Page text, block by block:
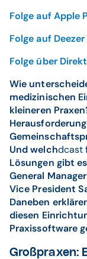
Folge auf Apple
Folge auf
Folge über
Wie
medizinischen
kleineren
Und welchdcast
Lösungen gibt
General
Vice President
Daneben
diesen
Praxissoftware
Großpraxen: